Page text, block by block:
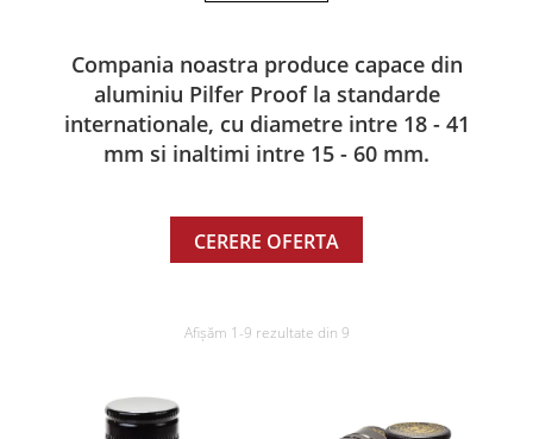
NOUTATICompania noastra produce capace din
aluminiu Pilfer Proof la standarde
internationale, cu diametre intre 18 - 41
mm si inaltimi intre 15 - 60 mm.
CERERE OFERTA
Afișăm 1-9 rezultate din 9